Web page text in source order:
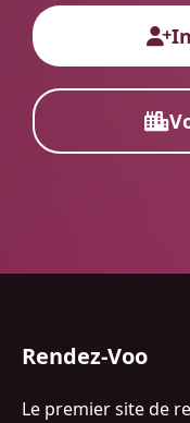
Rendez-Voo
Le premier site de